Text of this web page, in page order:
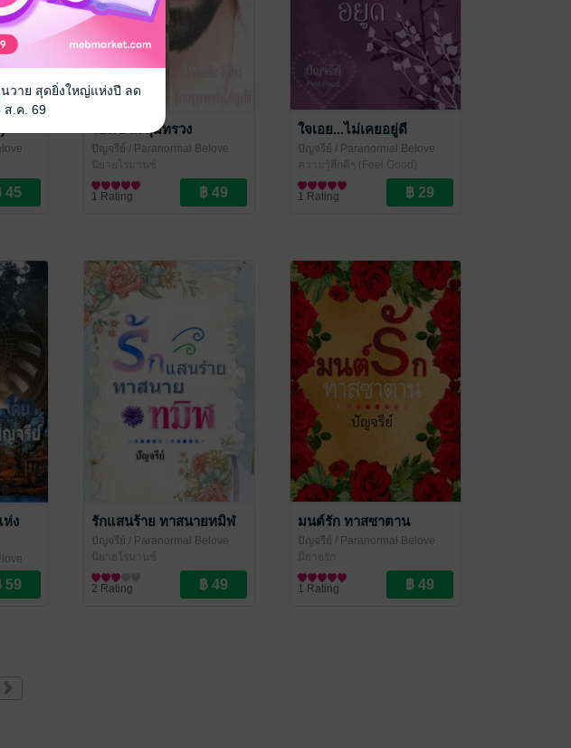
ร้อนซ่าน สุมทรวง
ปัญจรีย์ / Paranormal Belove
นิยายโรมานซ์
1 Rating
ใจเอย...ไม่เคยอยู่ดี
ปัญจรีย์ / Paranormal Belove
ความรู้สึกดีๆ (Feel Good)
1 Rating
ห่ง
รักแสนร้าย ทาสนายทมิฬ
ปัญจรีย์ / Paranormal Belove
นิยายโรมานซ์
2 Rating
มนต์รัก ทาสซาตาน
ปัญจรีย์ / Paranormal Belove
นิยายรัก
1 Rating
นวาย สุดยิ่งใหญ่แห่งปี ลด
ส.ค. 69